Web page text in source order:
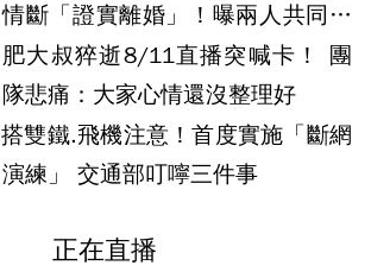
情斷「證實離婚」！曝兩人共同決
定
肥大叔猝逝8/11直播突喊卡！ 團
隊悲痛：大家心情還沒整理好
搭雙鐵.飛機注意！首度實施「斷網
演練」 交通部叮嚀三件事
正在直播